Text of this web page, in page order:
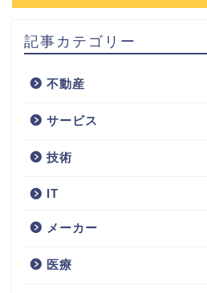
記事カテゴリー
不動産
サービス
技術
IT
メーカー
医療